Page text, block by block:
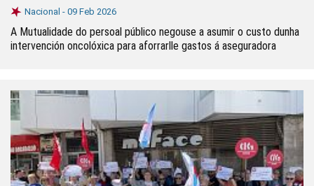
Nacional - 09 Feb 2026
A Mutualidade do persoal público negouse a asumir o custo dunha
intervención oncolóxica para aforrarlle gastos á aseguradora